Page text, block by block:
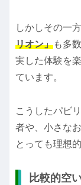
しかしその一方
リオン」も多
実した体験を
ています。
こうしたパビ
者や、小さな
とっても理想
比較的空